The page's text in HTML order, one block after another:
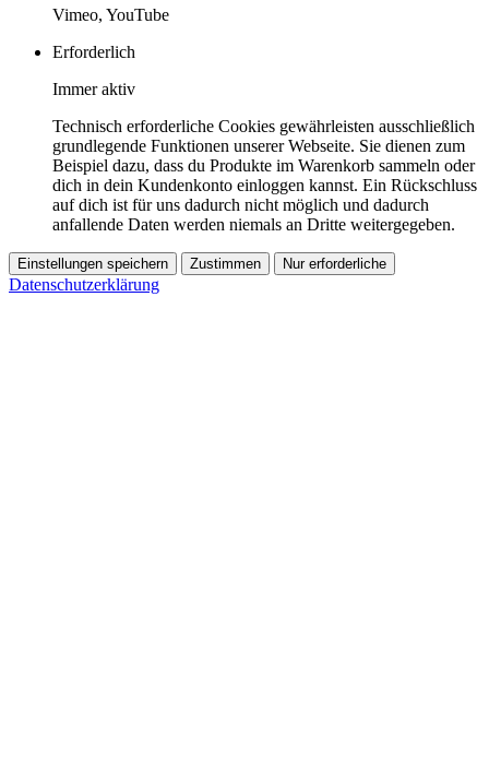
Vimeo, YouTube
Erforderlich
Immer aktiv
Technisch erforderliche Cookies gewährleisten ausschließlich
grundlegende Funktionen unserer Webseite. Sie dienen zum
Beispiel dazu, dass du Produkte im Warenkorb sammeln oder
dich in dein Kundenkonto einloggen kannst. Ein Rückschluss
auf dich ist für uns dadurch nicht möglich und dadurch
anfallende Daten werden niemals an Dritte weitergegeben.
Einstellungen speichern Zustimmen Nur erforderliche
Datenschutzerklärung